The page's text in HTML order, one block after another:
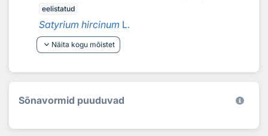
eelistatud
Satyrium hircinum L.
keyboard_arrow_down Näita kogu mõistet
Sõnavormid puuduvad